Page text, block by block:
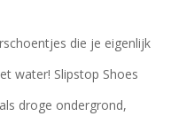
die je eigenlijk
water! Slipstop Shoes
droge ondergrond,